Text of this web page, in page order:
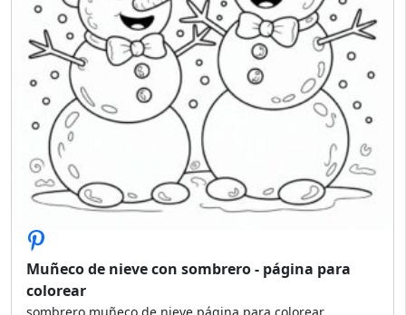
Muñeco de nieve con sombrero - página para
colorear
sombrero muñeco de nieve página para colorear